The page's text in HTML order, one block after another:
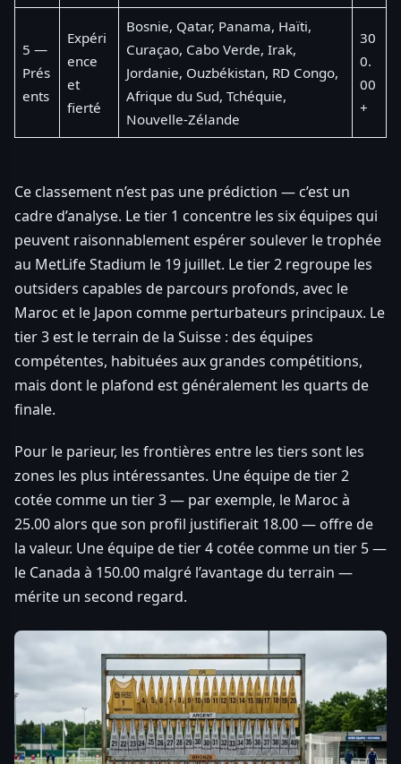
5 —
Prés
ents
Expéri
ence
et
fierté
Bosnie, Qatar, Panama, Haïti,
Curaçao, Cabo Verde, Irak,
Jordanie, Ouzbékistan, RD Congo,
Afrique du Sud, Tchéquie,
Nouvelle-Zélande
30
0.
00
+
Ce classement n’est pas une prédiction — c’est un
cadre d’analyse. Le tier 1 concentre les six équipes qui
peuvent raisonnablement espérer soulever le trophée
au MetLife Stadium le 19 juillet. Le tier 2 regroupe les
outsiders capables de parcours profonds, avec le
Maroc et le Japon comme perturbateurs principaux. Le
tier 3 est le terrain de la Suisse : des équipes
compétentes, habituées aux grandes compétitions,
mais dont le plafond est généralement les quarts de
finale.
Pour le parieur, les frontières entre les tiers sont les
zones les plus intéressantes. Une équipe de tier 2
cotée comme un tier 3 — par exemple, le Maroc à
25.00 alors que son profil justifierait 18.00 — offre de
la valeur. Une équipe de tier 4 cotée comme un tier 5 —
le Canada à 150.00 malgré l’avantage du terrain —
mérite un second regard.